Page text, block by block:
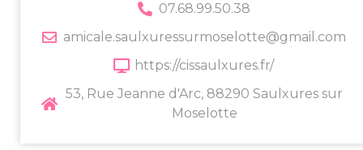
07.68.99.50.38
amicale.saulxuressurmoselotte@gmail.com
https://cissaulxures.fr/
53, Rue Jeanne d'Arc, 88290 Saulxures sur
Moselotte